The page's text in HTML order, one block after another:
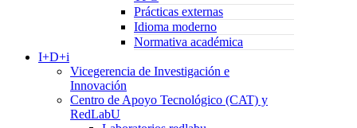
Prácticas externas
Idioma moderno
Normativa académica
I+D+i
Vicegerencia de Investigación e
Innovación
Centro de Apoyo Tecnológico (CAT) y
RedLabU